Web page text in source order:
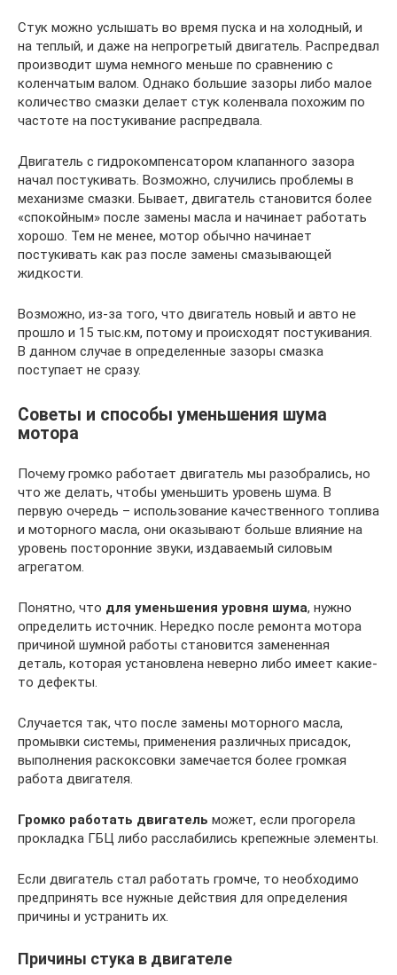
Стук можно услышать во время пуска и на холодный, и
на теплый, и даже на непрогретый двигатель. Распредвал
производит шума немного меньше по сравнению с
коленчатым валом. Однако большие зазоры либо малое
количество смазки делает стук коленвала похожим по
частоте на постукивание распредвала.
Двигатель с гидрокомпенсатором клапанного зазора
начал постукивать. Возможно, случились проблемы в
механизме смазки. Бывает, двигатель становится более
«спокойным» после замены масла и начинает работать
хорошо. Тем не менее, мотор обычно начинает
постукивать как раз после замены смазывающей
жидкости.
Возможно, из-за того, что двигатель новый и авто не
прошло и 15 тыс.км, потому и происходят постукивания.
В данном случае в определенные зазоры смазка
поступает не сразу.
Советы и способы уменьшения шума
мотора
Почему громко работает двигатель мы разобрались, но
что же делать, чтобы уменьшить уровень шума. В
первую очередь – использование качественного топлива
и моторного масла, они оказывают больше влияние на
уровень посторонние звуки, издаваемый силовым
агрегатом.
Понятно, что для уменьшения уровня шума, нужно
определить источник. Нередко после ремонта мотора
причиной шумной работы становится замененная
деталь, которая установлена неверно либо имеет какие-
то дефекты.
Случается так, что после замены моторного масла,
промывки системы, применения различных присадок,
выполнения раскоксовки замечается более громкая
работа двигателя.
Громко работать двигатель может, если прогорела
прокладка ГБЦ либо расслабились крепежные элементы.
Если двигатель стал работать громче, то необходимо
предпринять все нужные действия для определения
причины и устранить их.
Причины стука в двигателе